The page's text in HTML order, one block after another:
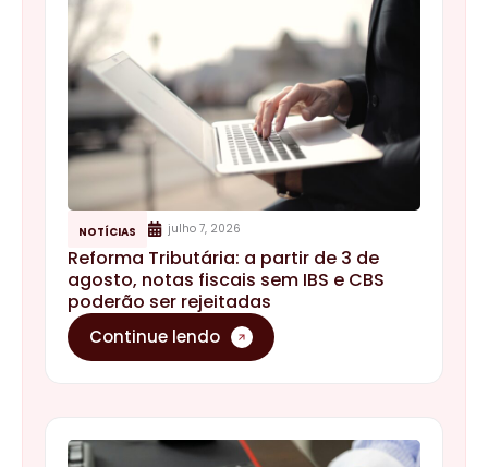
NOTÍCIAS julho 7, 2026
Reforma Tributária: a partir de 3 de
agosto, notas fiscais sem IBS e CBS
poderão ser rejeitadas
Continue lendo